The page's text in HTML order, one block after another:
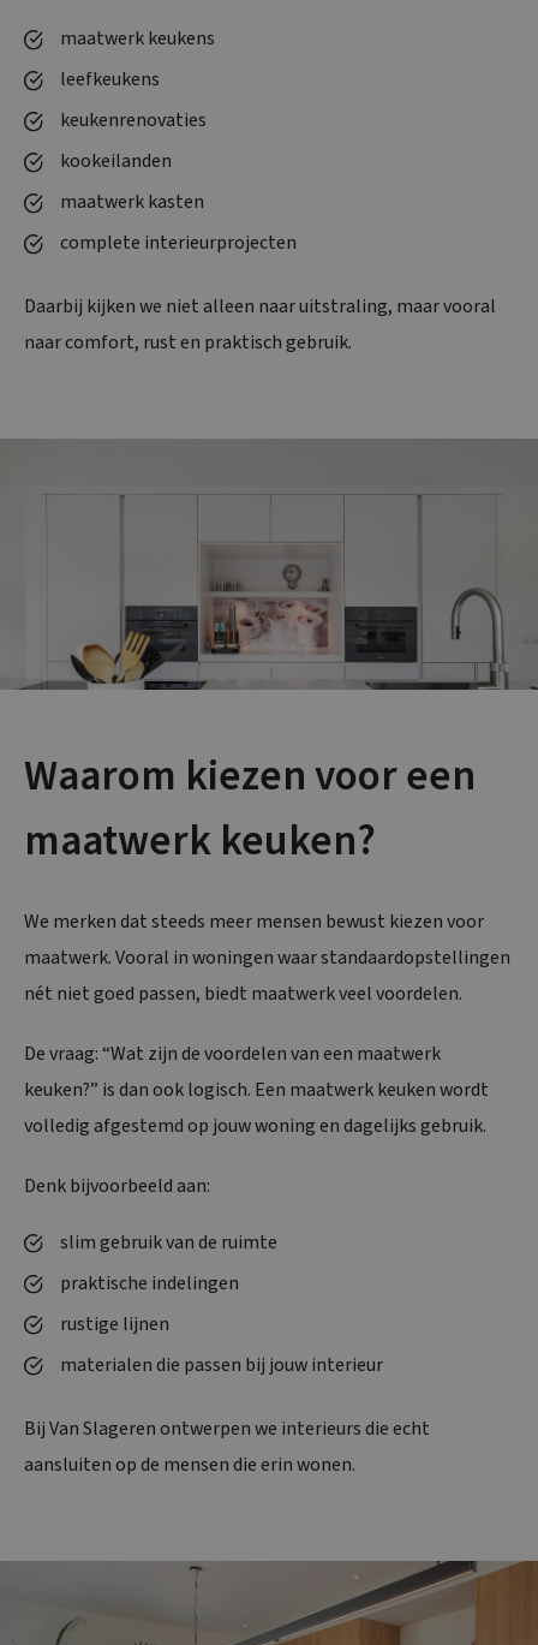
maatwerk keukens
leefkeukens
keukenrenovaties
kookeilanden
maatwerk kasten
complete interieurprojecten
Daarbij kijken we niet alleen naar uitstraling, maar vooral
naar comfort, rust en praktisch gebruik.
Waarom kiezen voor een
maatwerk keuken?
We merken dat steeds meer mensen bewust kiezen voor
maatwerk. Vooral in woningen waar standaardopstellingen
nét niet goed passen, biedt maatwerk veel voordelen.
De vraag: “Wat zijn de voordelen van een maatwerk
keuken?” is dan ook logisch. Een maatwerk keuken wordt
volledig afgestemd op jouw woning en dagelijks gebruik.
Denk bijvoorbeeld aan:
slim gebruik van de ruimte
praktische indelingen
rustige lijnen
materialen die passen bij jouw interieur
Bij Van Slageren ontwerpen we interieurs die echt
aansluiten op de mensen die erin wonen.